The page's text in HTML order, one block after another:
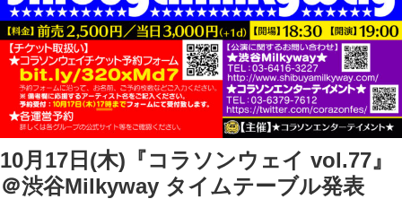
10月17日(木)『コラソンウェイ vol.77』
＠渋谷Milkyway タイムテーブル発表